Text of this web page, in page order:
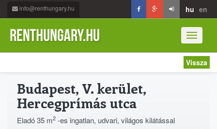
info@renthungary.hu en
hu
Toggle
Vissza
Budapest, V. kerület,
Hercegprímás utca
Eladó 35 m2 -es ingatlan, udvari, világos kilátással